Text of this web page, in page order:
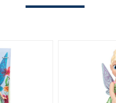
בובה גדולה